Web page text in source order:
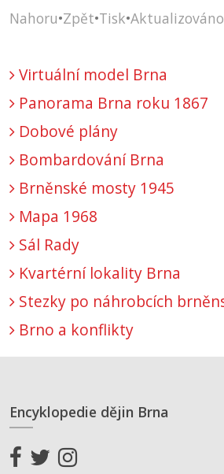
Nahoru•Zpět•Tisk•
Virtuální model Brna
Panorama Brna roku 1867
Dobové plány
Bombardování Brna
Brněnské mosty 1945
Mapa 1968
Sál Rady
Kvartérní lokality Brna
Stezky po náhrobcích
Brno a konflikty
Encyklopedie dějin Brna